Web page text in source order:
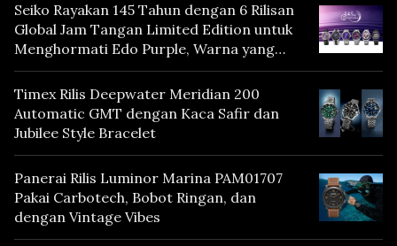
Seiko Rayakan 145 Tahun dengan 6 Rilisan
Global Jam Tangan Limited Edition untuk
Menghormati Edo Purple, Warna yang
Mencerminkan Warisan Tokyo
Timex Rilis Deepwater Meridian 200
Automatic GMT dengan Kaca Safir dan
Jubilee Style Bracelet
Panerai Rilis Luminor Marina PAM01707
Pakai Carbotech, Bobot Ringan, dan
dengan Vintage Vibes